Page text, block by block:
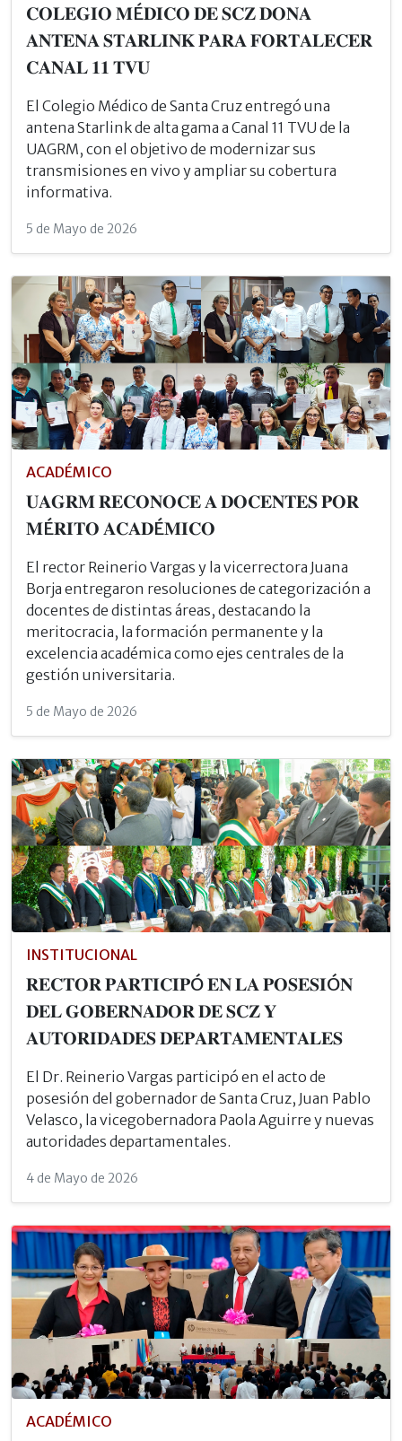
𝐂𝐎𝐋𝐄𝐆𝐈𝐎 𝐌É𝐃𝐈𝐂𝐎 𝐃𝐄 𝐒𝐂𝐙 𝐃𝐎𝐍𝐀
𝐀𝐍𝐓𝐄𝐍𝐀 𝐒𝐓𝐀𝐑𝐋𝐈𝐍𝐊 𝐏𝐀𝐑𝐀 𝐅𝐎𝐑𝐓𝐀𝐋𝐄𝐂𝐄𝐑
𝐂𝐀𝐍𝐀𝐋 𝟏𝟏 𝐓𝐕𝐔
El Colegio Médico de Santa Cruz entregó una
antena Starlink de alta gama a Canal 11 TVU de la
UAGRM, con el objetivo de modernizar sus
transmisiones en vivo y ampliar su cobertura
informativa.
5 de Mayo de 2026
ACADÉMICO
𝐔𝐀𝐆𝐑𝐌 𝐑𝐄𝐂𝐎𝐍𝐎𝐂𝐄 𝐀 𝐃𝐎𝐂𝐄𝐍𝐓𝐄𝐒 𝐏𝐎𝐑
𝐌É𝐑𝐈𝐓𝐎 𝐀𝐂𝐀𝐃É𝐌𝐈𝐂𝐎
El rector Reinerio Vargas y la vicerrectora Juana
Borja entregaron resoluciones de categorización a
docentes de distintas áreas, destacando la
meritocracia, la formación permanente y la
excelencia académica como ejes centrales de la
gestión universitaria.
5 de Mayo de 2026
INSTITUCIONAL
𝐑𝐄𝐂𝐓𝐎𝐑 𝐏𝐀𝐑𝐓𝐈𝐂𝐈𝐏Ó 𝐄𝐍 𝐋𝐀 𝐏𝐎𝐒𝐄𝐒𝐈Ó𝐍
𝐃𝐄𝐋 𝐆𝐎𝐁𝐄𝐑𝐍𝐀𝐃𝐎𝐑 𝐃𝐄 𝐒𝐂𝐙 𝐘
𝐀𝐔𝐓𝐎𝐑𝐈𝐃𝐀𝐃𝐄𝐒 𝐃𝐄𝐏𝐀𝐑𝐓𝐀𝐌𝐄𝐍𝐓𝐀𝐋𝐄𝐒
El Dr. Reinerio Vargas participó en el acto de
posesión del gobernador de Santa Cruz, Juan Pablo
Velasco, la vicegobernadora Paola Aguirre y nuevas
autoridades departamentales.
4 de Mayo de 2026
ACADÉMICO